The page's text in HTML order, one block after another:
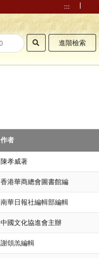
::: |
進階檢索
作者
陳孝威著
香港華商總會圖書館編
南華日報社編輯部編輯
中國文化協進會主辦
謝頌羔編輯